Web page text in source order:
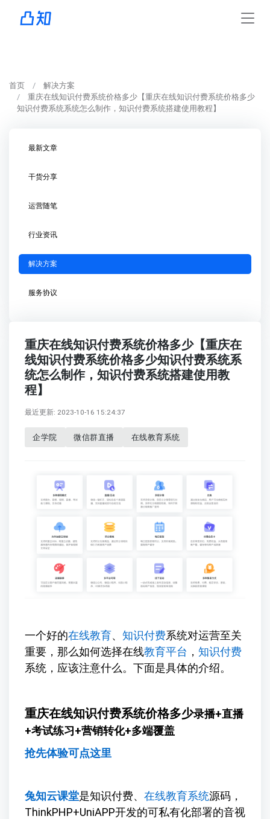
首页
解决方案
重庆在线知识付费系统价格多少【重庆在线知识付费系统价格多少
知识付费系统系统怎么制作，知识付费系统搭建使用教程】
最新文章
干货分享
运营随笔
行业资讯
解决方案
服务协议
重庆在线知识付费系统价格多少【重庆在
线知识付费系统价格多少知识付费系统系
统怎么制作，知识付费系统搭建使用教
程】
最近更新: 2023-10-16 15:24:37
企学院 微信群直播 在线教育系统
一个好的在线教育、 知识付费系统对运营至关
重要，那么如何选择在线教育平台 ， 知识付费
系统，应该注意什么。下面是具体的介绍。
重庆在线知识付费系统价格多少录播+直播
+考试练习+营销转化+多端覆盖
抢先体验可点这里
兔知云课堂是知识付费、 在线教育系统源码，
ThinkPHP+UniAPP开发的可私有化部署的音视